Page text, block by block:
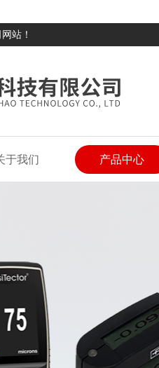
站！
于我们 产品中心